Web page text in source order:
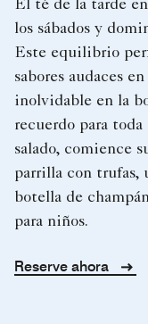
El té de la tarde
los sábados y
Este equilibrio
sabores audaces
inolvidable en la
recuerdo para
salado, comience
parrilla con trufas,
botella de
para niños.
Reserve ahora